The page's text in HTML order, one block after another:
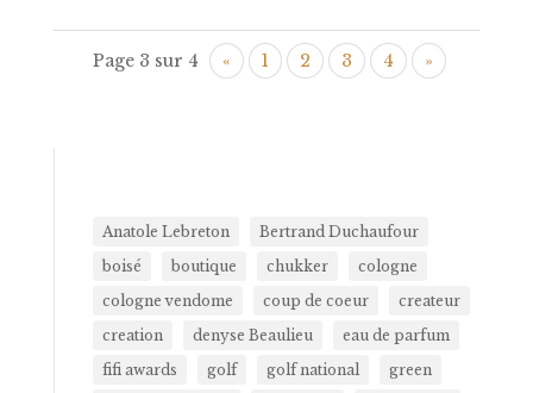
Page 3 sur 4 « 1 2 3 4 »
Anatole Lebreton
Bertrand Duchaufour
boisé
boutique chukker
cologne
cologne vendome
coup de coeur
createur
creation
denyse Beaulieu
eau de parfum
fifi awards
golf golf national
green